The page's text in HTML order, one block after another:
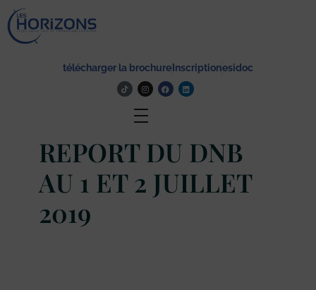
télécharger la brochure Inscriptionesidoc
REPORT DU DNB
AU 1 ET 2 JUILLET
2019